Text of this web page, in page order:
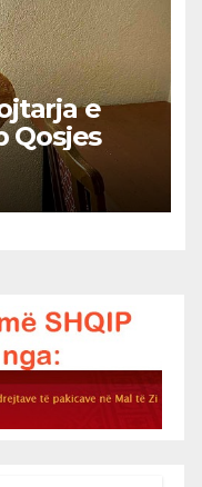
e
Qosjes